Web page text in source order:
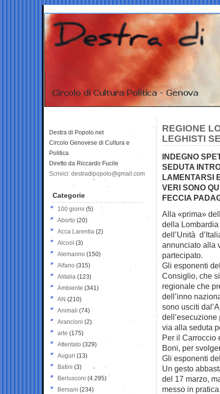
REGIONE
LEGHISTI
INDEGNO
SEDUTA
LAMENTARSI
VERI SONO
FECCIA
Alla «prima»
della Lombardia
dell’Unità
annunciato alla
partecipato.
Gli esponenti
Consiglio, che
regionale che
dell’inno
sono usciti
via alla seduta
Per il Carroccio
Boni, per
Gli esponenti
Un gesto
del 17 marzo,
messo in
Destra di Popolo.net
Circolo Genovese di Cultura e
Politica
Diretto da Riccardo Fucile
Scrivici: destradipopolo@gmail.com
Categorie
100 giorni (5)
Aborto (20)
Acca Larentia (2)
Alcool (3)
Alemanno (150)
Alfano (315)
Alitalia (123)
Ambiente (341)
AN (210)
Animali (74)
Arancioni (2)
arte (175)
Attentato (329)
Auguri (13)
Batini (3)
Berlusconi (4.295)
Bersani (234)